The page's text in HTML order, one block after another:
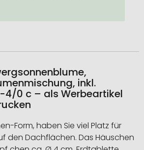
inkl.
4/0 c – als Werbeartikel
Form, haben Sie viel Platz für
den Dachflächen. Das Häuschen